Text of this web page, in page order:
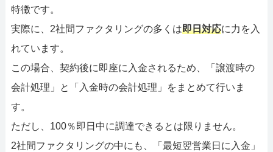
特徴です。
実際に、2社間ファクタリングの多くは即日対応に力を入
れています。
この場合、契約後に即座に入金されるため、「譲渡時の
会計処理」と「入金時の会計処理」をまとめて行いま
す。
ただし、100％即日中に調達できるとは限りません。
2社間ファクタリングの中にも、「最短翌営業日に入金」